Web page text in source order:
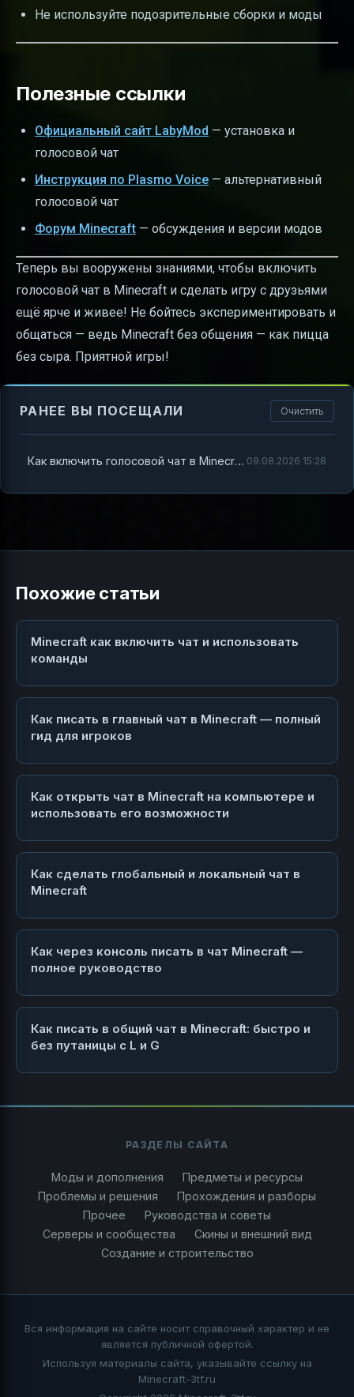
Не используйте подозрительные сборки и моды
Полезные ссылки
Официальный сайт LabyMod — установка и
голосовой чат
Инструкция по Plasmo Voice — альтернативный
голосовой чат
Форум Minecraft — обсуждения и версии модов
Теперь вы вооружены знаниями, чтобы включить
голосовой чат в Minecraft и сделать игру с друзьями
ещё ярче и живее! Не бойтесь экспериментировать и
общаться — ведь Minecraft без общения — как пицца
без сыра. Приятной игры!
РАНЕЕ ВЫ ПОСЕЩАЛИ Очистить
Как включить голосовой чат в Minecraft и начать общаться с друзьями 09.08.2026 15:28
Похожие статьи
Minecraft как включить чат и использовать
команды
Как писать в главный чат в Minecraft — полный
гид для игроков
Как открыть чат в Minecraft на компьютере и
использовать его возможности
Как сделать глобальный и локальный чат в
Minecraft
Как через консоль писать в чат Minecraft —
полное руководство
Как писать в общий чат в Minecraft: быстро и
без путаницы с L и G
РАЗДЕЛЫ САЙТА
Моды и дополнения
Предметы и ресурсы
Проблемы и решения
Прохождения и разборы
Прочее
Руководства и советы
Серверы и сообщества
Скины и внешний вид
Создание и строительство
Вся информация на сайте носит справочный характер и не
является публичной офертой.
Используя материалы сайта, указывайте ссылку на
Minecraft-3tf.ru